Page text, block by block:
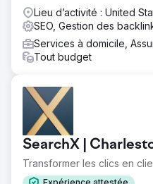
Lieu d’activité : United
SEO, Gestion des
Services à domicile,
Tout budget
SearchX |
Transformer les clics en